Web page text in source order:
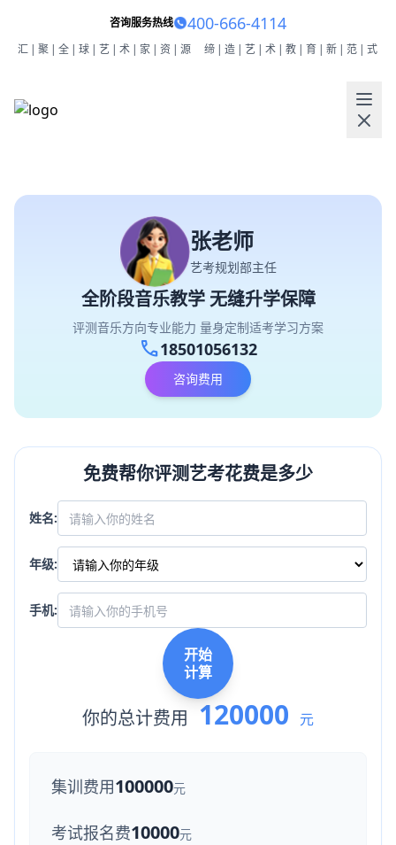
咨询服务热线 400-666-4114
汇|聚|全|球|艺|术|家|资|源 缔|造|艺|术|教|育|新|范|式
张老师
艺考规划部主任
全阶段音乐教学 无缝升学保障
评测音乐方向专业能力 量身定制适考学习方案
call18501056132
咨询费用
免费帮你评测艺考花费是多少
姓名:
年级:
手机:
开始
计算
你的总计费用 120000 元
集训费用100000元
考试报名费10000元